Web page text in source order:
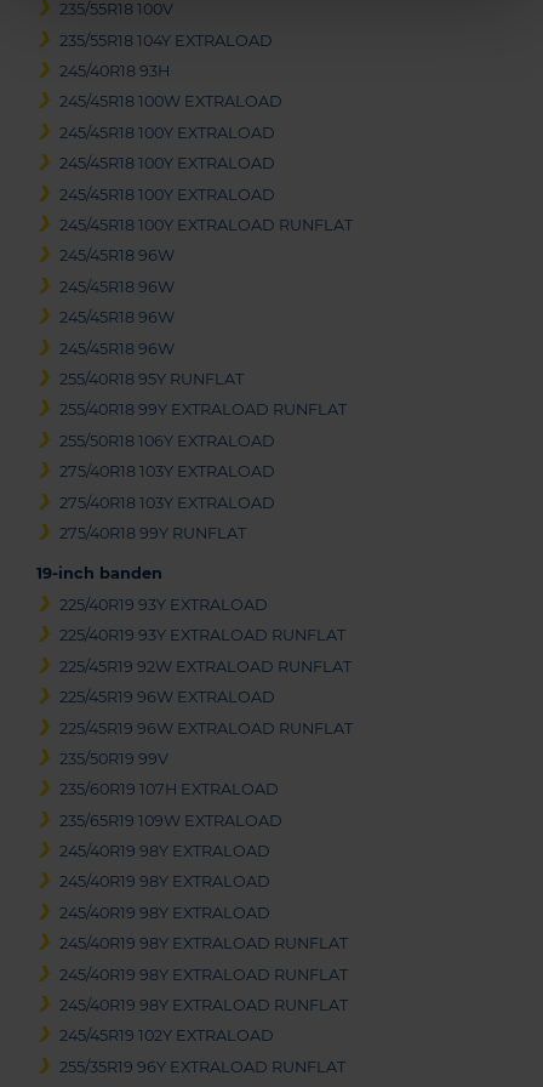
235/55R18 100V
235/55R18 104Y EXTRALOAD
245/40R18 93H
245/45R18 100W EXTRALOAD
245/45R18 100Y EXTRALOAD
245/45R18 100Y EXTRALOAD
245/45R18 100Y EXTRALOAD
245/45R18 100Y EXTRALOAD RUNFLAT
245/45R18 96W
245/45R18 96W
245/45R18 96W
245/45R18 96W
255/40R18 95Y RUNFLAT
255/40R18 99Y EXTRALOAD RUNFLAT
255/50R18 106Y EXTRALOAD
275/40R18 103Y EXTRALOAD
275/40R18 103Y EXTRALOAD
275/40R18 99Y RUNFLAT
19-inch banden
225/40R19 93Y EXTRALOAD
225/40R19 93Y EXTRALOAD RUNFLAT
225/45R19 92W EXTRALOAD RUNFLAT
225/45R19 96W EXTRALOAD
225/45R19 96W EXTRALOAD RUNFLAT
235/50R19 99V
235/60R19 107H EXTRALOAD
235/65R19 109W EXTRALOAD
245/40R19 98Y EXTRALOAD
245/40R19 98Y EXTRALOAD
245/40R19 98Y EXTRALOAD
245/40R19 98Y EXTRALOAD RUNFLAT
245/40R19 98Y EXTRALOAD RUNFLAT
245/40R19 98Y EXTRALOAD RUNFLAT
245/45R19 102Y EXTRALOAD
255/35R19 96Y EXTRALOAD RUNFLAT